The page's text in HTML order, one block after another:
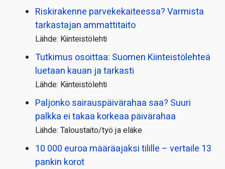
Riskirakenne parvekekaiteessa? Varmista
tarkastajan ammattitaito
Lähde: Kiinteistölehti
Tutkimus osoittaa: Suomen Kiinteistölehteä
luetaan kauan ja tarkasti
Lähde: Kiinteistölehti
Paljonko sairauspäivä­rahaa saa? Suuri
palkka ei takaa korkeaa päivärahaa
Lähde: Taloustaito/työ ja eläke
10 000 euroa määräajaksi tilille – vertaile 13
pankin korot